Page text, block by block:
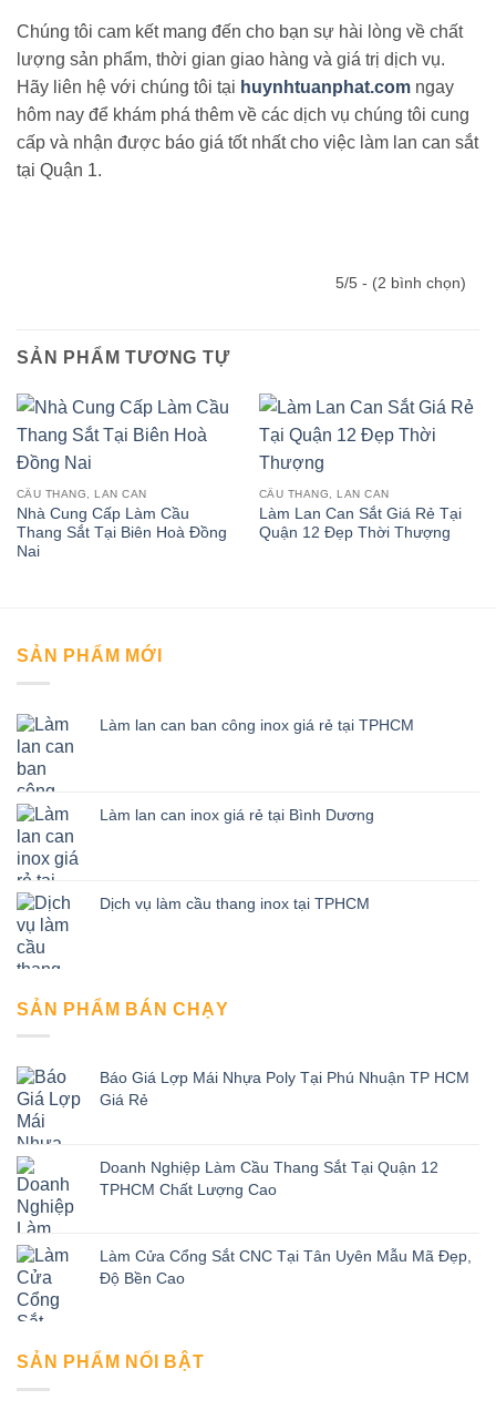
Chúng tôi cam kết mang đến cho bạn sự hài lòng về chất
lượng sản phẩm, thời gian giao hàng và giá trị dịch vụ.
Hãy liên hệ với chúng tôi tại huynhtuanphat.com ngay
hôm nay để khám phá thêm về các dịch vụ chúng tôi cung
cấp và nhận được báo giá tốt nhất cho việc làm lan can sắt
tại Quận 1.
5/5 - (2 bình chọn)
SẢN PHẨM TƯƠNG TỰ
CẦU THANG, LAN CAN
Nhà Cung Cấp Làm Cầu
Thang Sắt Tại Biên Hoà Đồng
Nai
CẦU THANG, LAN CAN
Làm Lan Can Sắt Giá Rẻ Tại
Quận 12 Đẹp Thời Thượng
SẢN PHẨM MỚI
Làm lan can ban công inox giá rẻ tại TPHCM
Làm lan can inox giá rẻ tại Bình Dương
Dịch vụ làm cầu thang inox tại TPHCM
SẢN PHẨM BÁN CHẠY
Báo Giá Lợp Mái Nhựa Poly Tại Phú Nhuận TP HCM
Giá Rẻ
Doanh Nghiệp Làm Cầu Thang Sắt Tại Quận 12
TPHCM Chất Lượng Cao
Làm Cửa Cổng Sắt CNC Tại Tân Uyên Mẫu Mã Đẹp,
Độ Bền Cao
SẢN PHẨM NỔI BẬT